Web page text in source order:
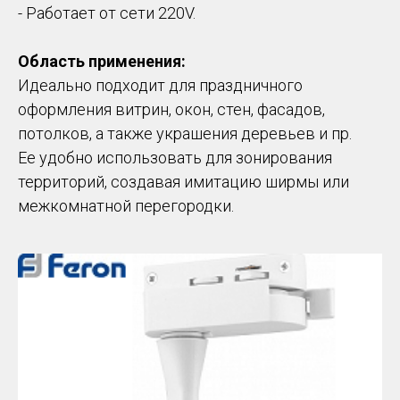
- Работает от сети 220V.
Область применения:
Идеально подходит для праздничного
оформления витрин, окон, стен, фасадов,
потолков, а также украшения деревьев и пр.
Ее удобно использовать для зонирования
территорий, создавая имитацию ширмы или
межкомнатной перегородки.